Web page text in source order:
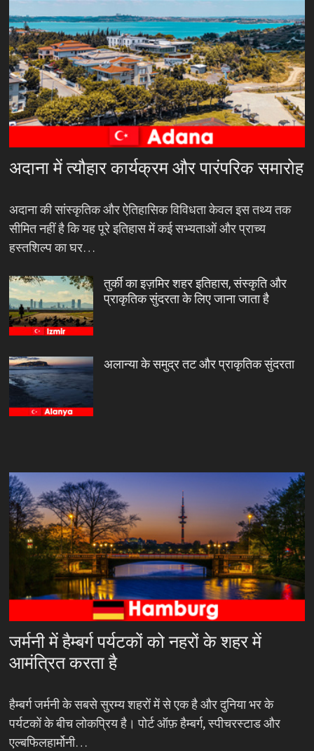
अदाना में त्यौहार कार्यक्रम और पारंपरिक समारोह
अदाना की सांस्कृतिक और ऐतिहासिक विविधता केवल इस तथ्य तक
सीमित नहीं है कि यह पूरे इतिहास में कई सभ्यताओं और प्राच्य
हस्तशिल्प का घर…
तुर्की का इज़मिर शहर इतिहास, संस्कृति और
प्राकृतिक सुंदरता के लिए जाना जाता है
अलान्या के समुद्र तट और प्राकृतिक सुंदरता
जर्मनी में हैम्बर्ग पर्यटकों को नहरों के शहर में
आमंत्रित करता है
हैम्बर्ग जर्मनी के सबसे सुरम्य शहरों में से एक है और दुनिया भर के
पर्यटकों के बीच लोकप्रिय है। पोर्ट ऑफ़ हैम्बर्ग, स्पीचरस्टाड और
एल्बफिलहार्मोनी…